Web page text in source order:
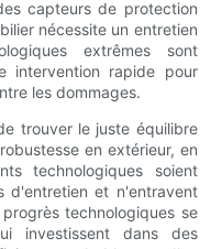
capteurs de protection
nécessite un entretien
extrêmes sont
intervention rapide pour
les dommages.
trouver le juste équilibre
en extérieur, en
technologiques soient
d'entretien et n'entravent
technologiques se
investissent dans des